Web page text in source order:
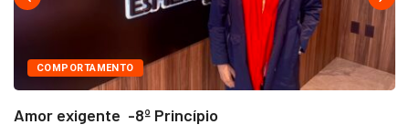
COMPORTAMENTO
Amor exigente -8º Princípio